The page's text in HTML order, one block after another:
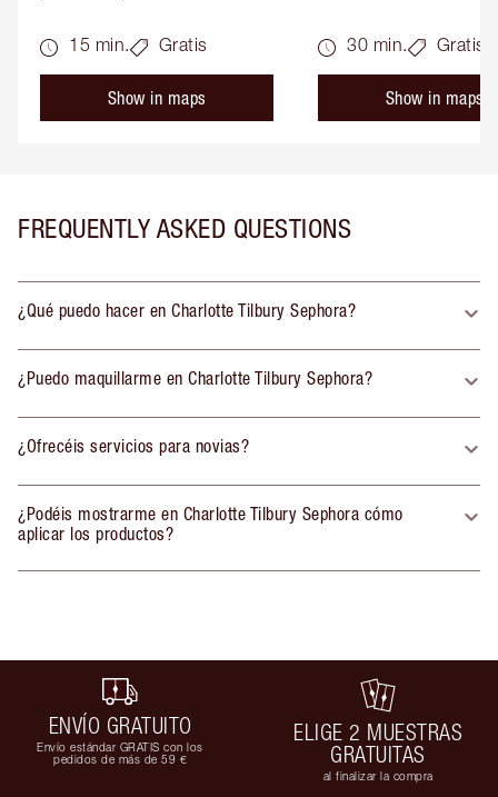
15 min. Gratis
Show in maps
30 min. Gratis
Show in maps
FREQUENTLY ASKED QUESTIONS
¿Qué puedo hacer en Charlotte Tilbury Sephora?
¿Puedo maquillarme en Charlotte Tilbury Sephora?
¿Ofrecéis servicios para novias?
¿Podéis mostrarme en Charlotte Tilbury Sephora cómo
aplicar los productos?
ENVÍO GRATUITO
Envío estándar GRATIS con los
pedidos de más de 59 €
ELIGE 2 MUESTRAS
GRATUITAS
al finalizar la compra